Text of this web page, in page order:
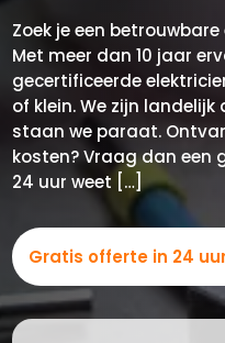
Zoek je een
Met meer dan 10 jaar
gecertificeerde
of klein. We zijn
staan we paraat.
kosten? Vraag dan een
24 uur weet […]
Gratis offerte in 24